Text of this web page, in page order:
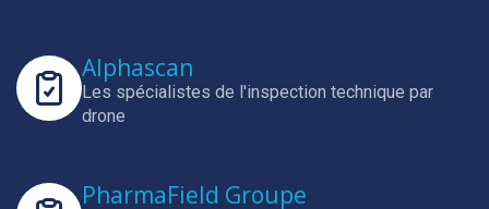
Alphascan
Les spécialistes de l'inspection technique par
drone
PharmaField Groupe